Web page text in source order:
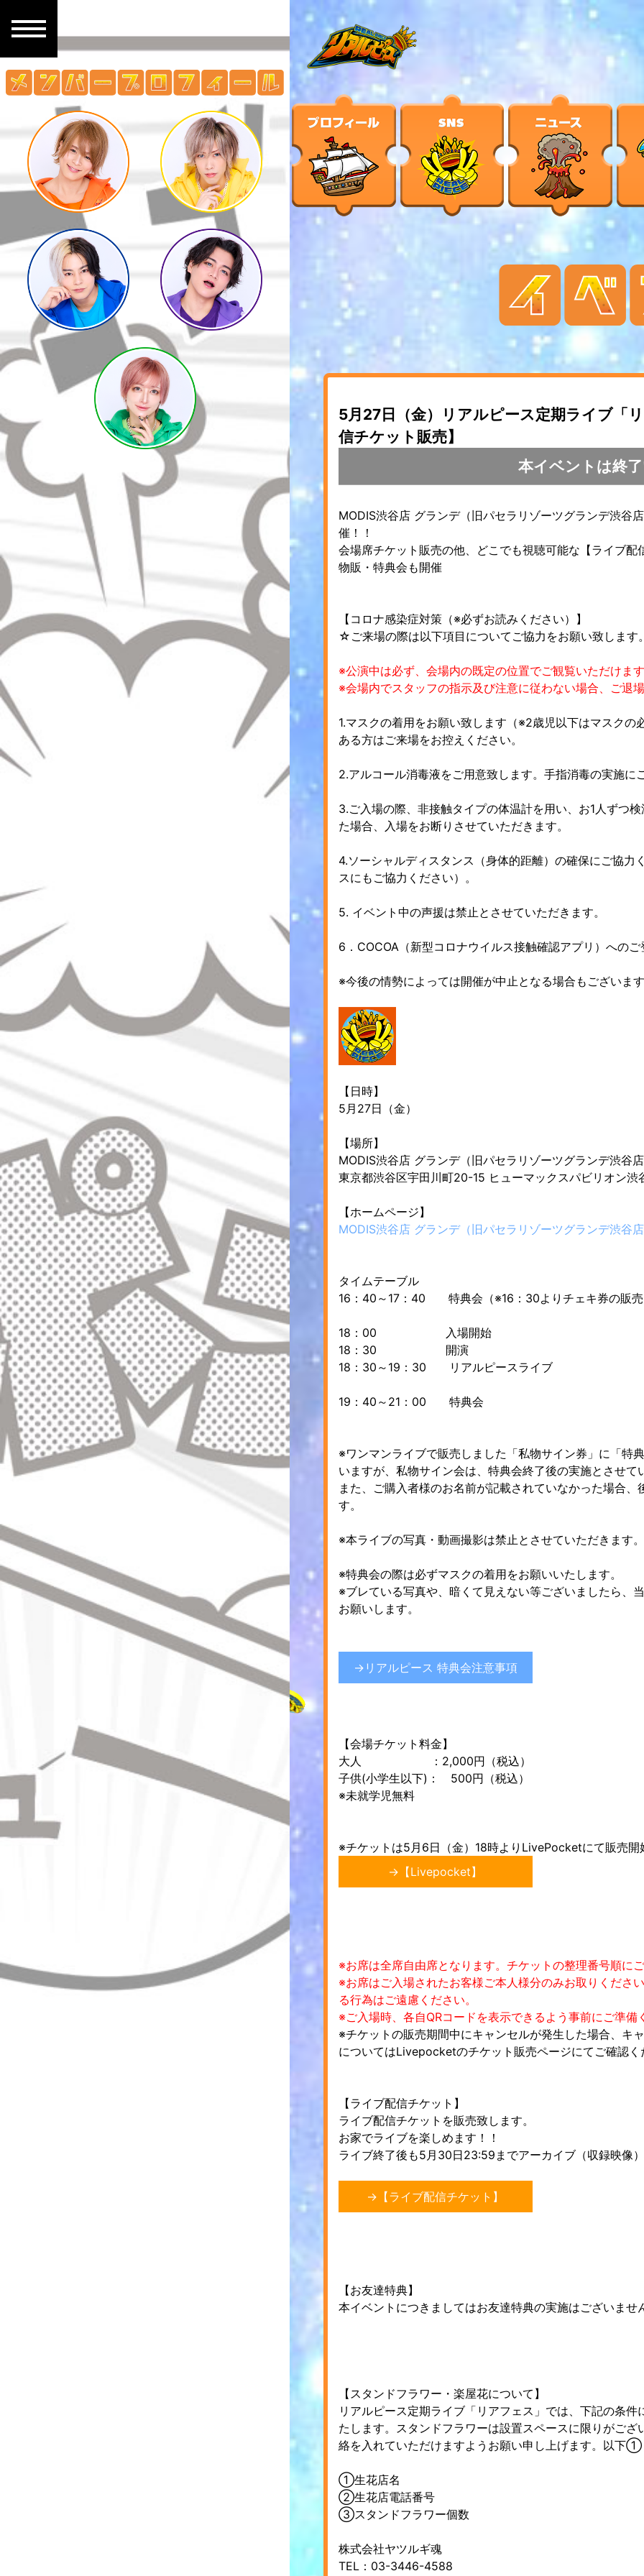
5月27日（金）リアルピース定期ライブ「
信チケット販売】
本イベントは終
MODIS渋谷店 グランデ（旧パセラリゾーツグランデ渋谷
催！！
会場席チケット販売の他、どこでも視聴可能な【ライブ
物販・特典会も開催
【コロナ感染症対策（※必ずお読みください）】
☆ご来場の際は以下項目についてご協力をお願い致します
※公演中は必ず、会場内の既定の位置でご観覧いただけま
※会場内でスタッフの指示及び注意に従わない場合、ご退
1.マスクの着用をお願い致します（※2歳児以下はマスク
ある方はご来場をお控えください。
2.アルコール消毒液をご用意致します。手指消毒の実施に
3.ご入場の際、非接触タイプの体温計を用い、お1人ずつ
た場合、入場をお断りさせていただきます。
4.ソーシャルディスタンス（身体的距離）の確保にご協
スにもご協力ください）。
5. イベント中の声援は禁止とさせていただきます。
6．COCOA（新型コロナウイルス接触確認アプリ）への
※今後の情勢によっては開催が中止となる場合もございま
【日時】
5月27日（金）
【場所】
MODIS渋谷店 グランデ（旧パセラリゾーツグランデ渋谷
東京都渋谷区宇田川町20-15 ヒューマックスパビリオン
【ホームページ】
MODIS渋谷店 グランデ（旧パセラリゾーツグランデ渋谷
タイムテーブル
16：40～17：40 特典会（※16：30よりチェキ券の販売
18：00 入場開始
18：30 開演
18：30～19：30 リアルピースライブ
19：40～21：00 特典会
※ワンマンライブで販売しました「私物サイン券」に「特
いますが、私物サイン会は、特典会終了後の実施とさせ
また、ご購入者様のお名前が記載されていなかった場合
す。
※本ライブの写真・動画撮影は禁止とさせていただきます。
※特典会の際は必ずマスクの着用をお願いいたします。
※ブレている写真や、暗くて見えない等ございましたら、
お願いします。
→リアルピース 特典会注意事項
【会場チケット料金】
大人 ：2,000円（税込）
子供(小学生以下)： 500円（税込）
※未就学児無料
※チケットは5月6日（金）18時よりLivePocketにて販売開
→【Livepocket】
※お席は全席自由席となります。チケットの整理番号順に
※お席はご入場されたお客様ご本人様分のみお取りくださ
る行為はご遠慮ください。
※ご入場時、各自QRコードを表示できるよう事前にご準備
※チケットの販売期間中にキャンセルが発生した場合、キ
についてはLivepocketのチケット販売ページにてご確認く
【ライブ配信チケット】
ライブ配信チケットを販売致します。
お家でライブを楽しめます！！
ライブ終了後も5月30日23:59までアーカイブ（収録映像
→【ライブ配信チケット】
【お友達特典】
本イベントにつきましてはお友達特典の実施はございませ
【スタンドフラワー・楽屋花について】
リアルピース定期ライブ「リアフェス」では、下記の条
たします。スタンドフラワーは設置スペースに限りがご
絡を入れていただけますようお願い申し上げます。以
①生花店名
②生花店電話番号
③スタンドフラワー個数
株式会社ヤツルギ魂
TEL：03-3446-4588